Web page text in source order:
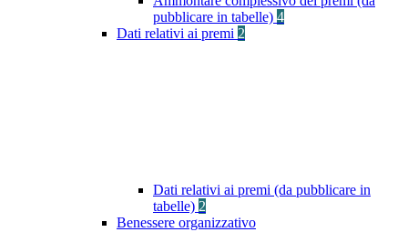
pubblicare in tabelle) 4
Dati relativi ai premi 2
Dati relativi ai premi (da pubblicare in
tabelle) 2
Benessere organizzativo